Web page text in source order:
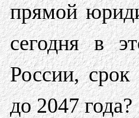
прямой
сегодня в
России,
до 2047 года?